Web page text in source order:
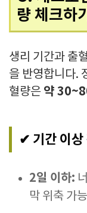
량 체크하기
생리 기간과 출
을 반영합니다.
혈량은 약
✔ 기간 이상
2일 이하:
막 위축 가